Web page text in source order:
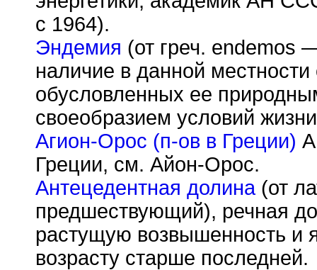
с 1964).
Эндемия (от греч. endemos
наличие в данной
обусловленных ее
своеобразием условий
Агион-Орос (п-ов в Греции)
Греции, см. Айон-Орос.
Антецедентная долина(от
предшествующий), речная
растущую возвышенность и
возрасту старше последней.